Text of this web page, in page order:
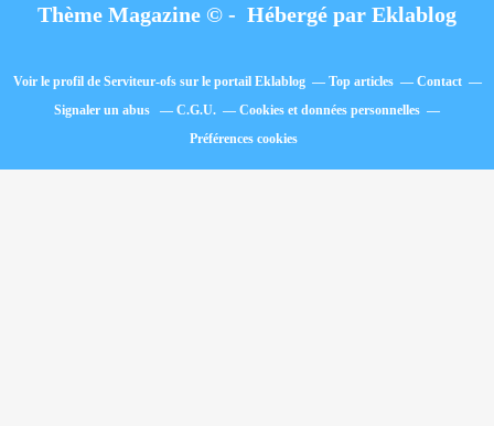
Thème Magazine © - Hébergé par Eklablog
Voir le profil de Serviteur-ofssur le portail Eklablog Top articles
Contact
Signaler un abus
C.G.U.
Cookies et données personnelles
Préférences cookies